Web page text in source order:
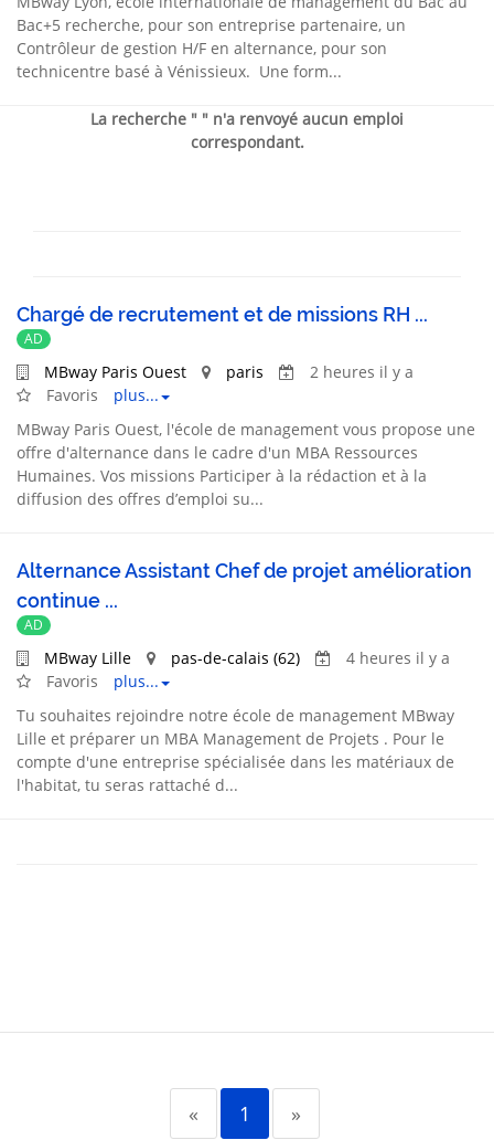
Bac+5 recherche, pour son entreprise partenaire, un
Contrôleur de gestion H/F en alternance, pour son
technicentre basé à Vénissieux. Une form...
La recherche " " n'a renvoyé aucun emploi
correspondant.
Chargé de recrutement et de missions RH ...
AD
MBway Paris Ouest paris
2 heures il y a
Favoris
plus...
MBway Paris Ouest, l'école de management vous propose une
offre d'alternance dans le cadre d'un MBA Ressources
Humaines. Vos missions Participer à la rédaction et à la
diffusion des offres d’emploi su...
Alternance Assistant Chef de projet amélioration
continue ...
AD
MBway Lille pas-de-calais (62)
4 heures il y a
Favoris
plus...
Tu souhaites rejoindre notre école de management MBway
Lille et préparer un MBA Management de Projets . Pour le
compte d'une entreprise spécialisée dans les matériaux de
l'habitat, tu seras rattaché d...
« 1 »